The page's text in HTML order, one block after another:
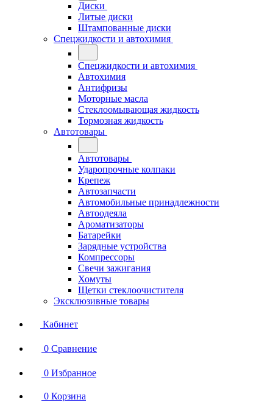
Диски
Литые диски
Штампованные диски
Спецжидкости и автохимия
Спецжидкости и автохимия
Автохимия
Антифризы
Моторные масла
Стеклоомывающая жидкость
Тормозная жидкость
Автотовары
Автотовары
Ударопрочные колпаки
Крепеж
Автозапчасти
Автомобильные принадлежности
Автоодеяла
Ароматизаторы
Батарейки
Зарядные устройства
Компрессоры
Свечи зажигания
Хомуты
Щетки стеклоочистителя
Эксклюзивные товары
Кабинет
0 Сравнение
0 Избранное
0 Корзина